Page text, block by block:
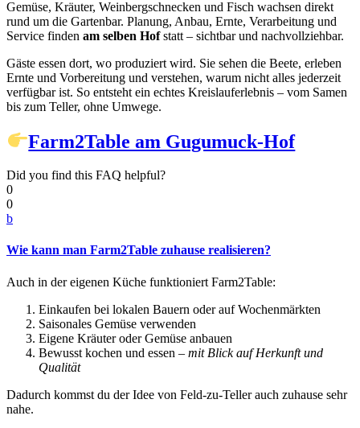
Gemüse, Kräuter, Weinbergschnecken und Fisch wachsen direkt
rund um die Gartenbar. Planung, Anbau, Ernte, Verarbeitung und
Service finden am selben Hofstatt – sichtbar und nachvollziehbar.
Gäste essen dort, wo produziert wird. Sie sehen die Beete, erleben
Ernte und Vorbereitung und verstehen, warum nicht alles jederzeit
verfügbar ist. So entsteht ein echtes Kreislauferlebnis – vom Samen
bis zum Teller, ohne Umwege.
Farm2Table am Gugumuck-Hof
Did you find this FAQ helpful?
0
0
b
Wie kann man Farm2Table zuhause realisieren?
Auch in der eigenen Küche funktioniert Farm2Table:
Einkaufen bei lokalen Bauern oder auf Wochenmärkten
Saisonales Gemüse verwenden
Eigene Kräuter oder Gemüse anbauen
Bewusst kochen und essen – mit Blick auf Herkunft und
Qualität
Dadurch kommst du der Idee von Feld-zu-Teller auch zuhause sehr
nahe.